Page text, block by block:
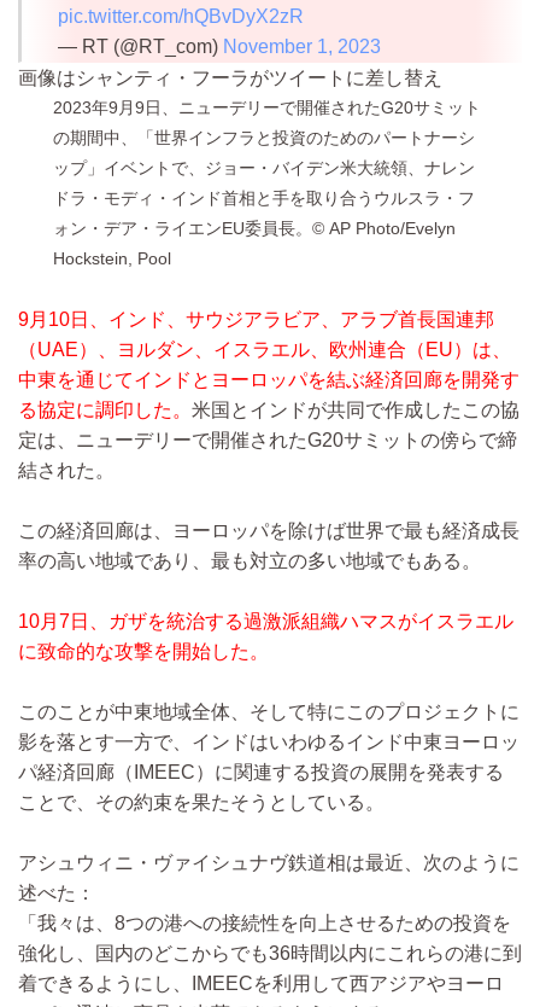
pic.twitter.com/hQBvDyX2zR
— RT (@RT_com) November 1, 2023
画像はシャンティ・フーラがツイートに差し替え
2023年9月9日、ニューデリーで開催されたG20サミット
の期間中、「世界インフラと投資のためのパートナーシ
ップ」イベントで、ジョー・バイデン米大統領、ナレン
ドラ・モディ・インド首相と手を取り合うウルスラ・フ
ォン・デア・ライエンEU委員長。© AP Photo/Evelyn
Hockstein, Pool
9月10日、インド、サウジアラビア、アラブ首長国連邦
（UAE）、ヨルダン、イスラエル、欧州連合（EU）は、
中東を通じてインドとヨーロッパを結ぶ経済回廊を開発す
る協定に調印した。 米国とインドが共同で作成したこの協
定は、ニューデリーで開催されたG20サミットの傍らで締
結された。
この経済回廊は、ヨーロッパを除けば世界で最も経済成長
率の高い地域であり、最も対立の多い地域でもある。
10月7日、ガザを統治する過激派組織ハマスがイスラエル
に致命的な攻撃を開始した。
このことが中東地域全体、そして特にこのプロジェクトに
影を落とす一方で、インドはいわゆるインド中東ヨーロッ
パ経済回廊（IMEEC）に関連する投資の展開を発表する
ことで、その約束を果たそうとしている。
アシュウィニ・ヴァイシュナヴ鉄道相は最近、次のように
述べた：
「我々は、8つの港への接続性を向上させるための投資を
強化し、国内のどこからでも36時間以内にこれらの港に到
着できるようにし、IMEECを利用して西アジアやヨーロ